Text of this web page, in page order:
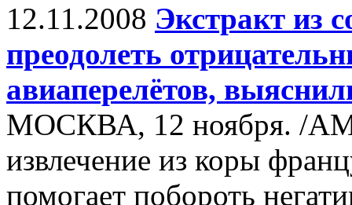
12.11.2008 Экстракт из
преодолеть
авиаперелётов,
МОСКВА, 12 ноября. /
извлечение из коры
помогает побороть